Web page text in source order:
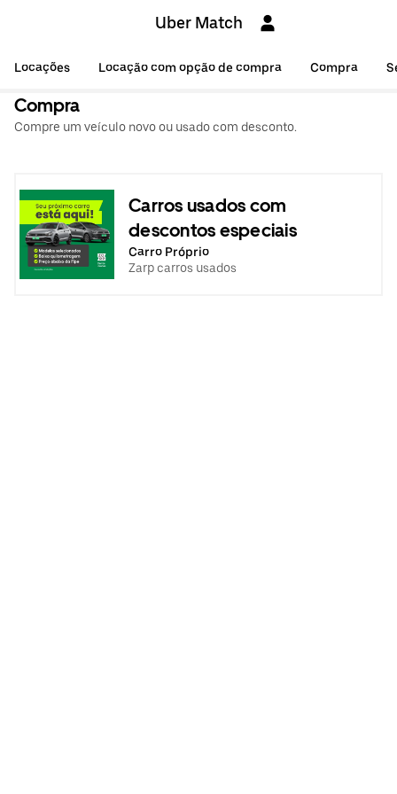
Uber Match
Locações Locação com opção de compra Compra
Compra
Compre um veículo novo ou usado com desconto.
Carros usados com
descontos especiais
Carro Próprio
Zarp carros usados